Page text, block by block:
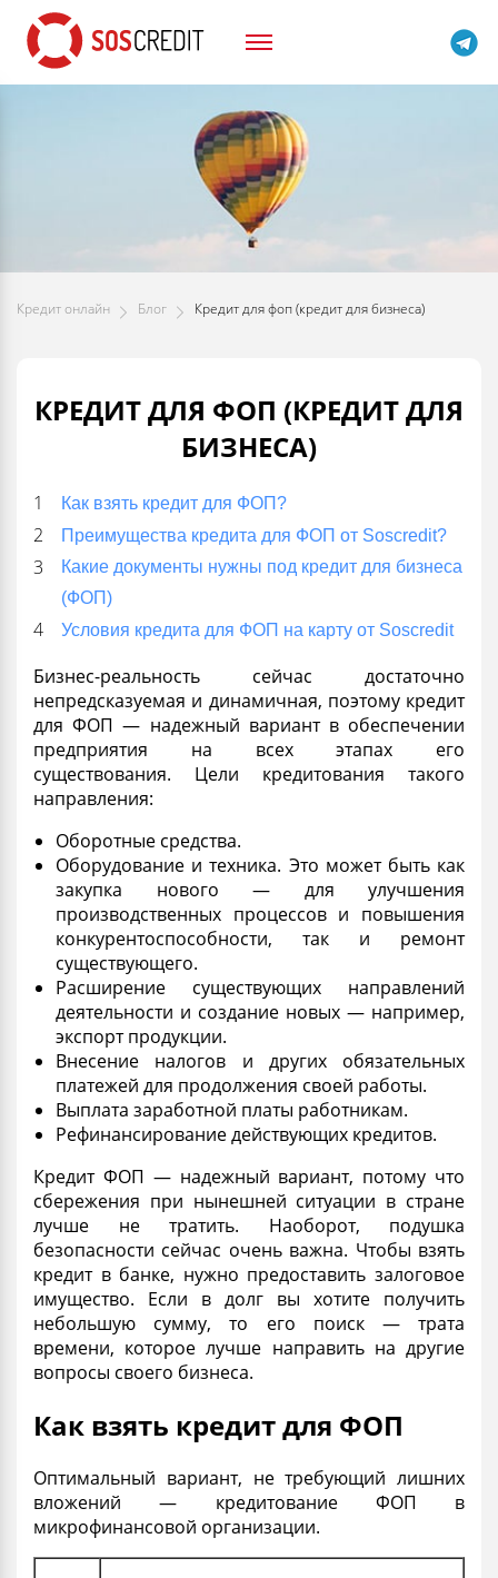
Кредит онлайн Блог Кредит для фоп (кредит для бизнеса)
КРЕДИТ ДЛЯ ФОП (КРЕДИТ ДЛЯ
БИЗНЕСА)
Как взять кредит для ФОП?
Преимущества кредита для ФОП от Soscredit?
Какие документы нужны под кредит для бизнеса
(ФОП)
Условия кредита для ФОП на карту от Soscredit
Бизнес-реальность сейчас достаточно
непредсказуемая и динамичная, поэтому кредит
для ФОП — надежный вариант в обеспечении
предприятия на всех этапах его
существования. Цели кредитования такого
направления:
Оборотные средства.
Оборудование и техника. Это может быть как
закупка нового — для улучшения
производственных процессов и повышения
конкурентоспособности, так и ремонт
существующего.
Расширение существующих направлений
деятельности и создание новых — например,
экспортпродукции.
Внесение налогов и других обязательных
платежей для продолжения своей работы.
Выплата заработной платы работникам.
Рефинансированиедействующих кредитов.
Кредит ФОП — надежный вариант, потому что
сбережения при нынешней ситуации в стране
лучше не тратить. Наоборот, подушка
безопасности сейчас очень важна. Чтобы взять
кредит в банке, нужно предоставить залоговое
имущество. Если в долг вы хотите получить
небольшую сумму, то его поиск — трата
времени, которое лучше направить на другие
вопросы своего бизнеса.
Как взять кредит для ФОП
Оптимальный вариант, не требующий лишних
вложений — кредитование ФОП в
микрофинансовой организации.